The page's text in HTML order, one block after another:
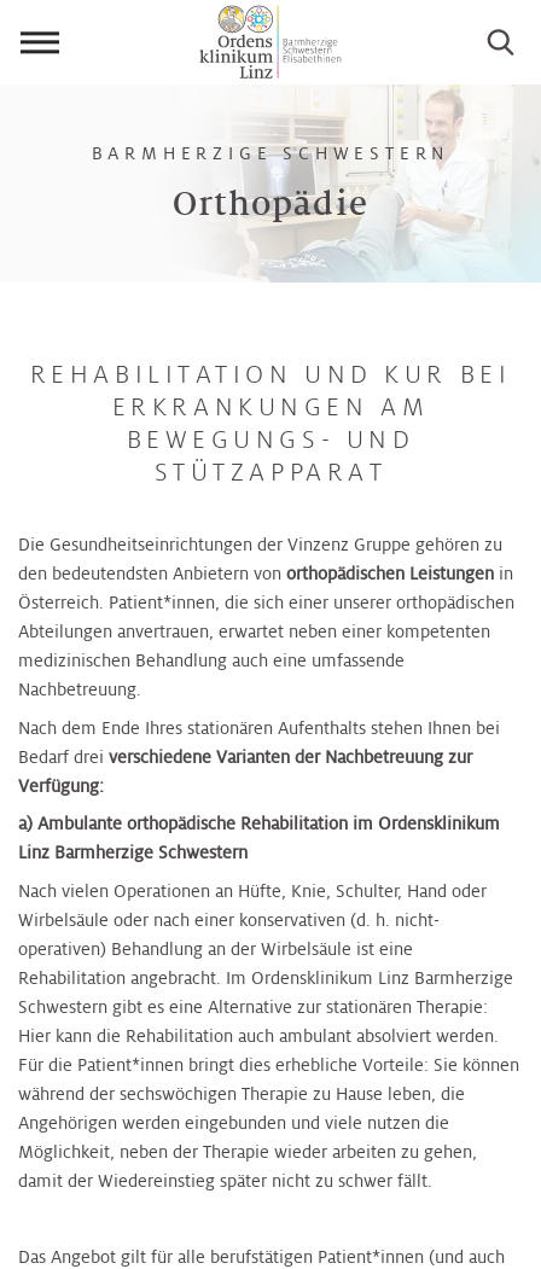
Orthopädie
BARMHERZIGE SCHWESTERN
REHABILITATION UND KUR BEI
ERKRANKUNGEN AM
BEWEGUNGS- UND
STÜTZAPPARAT
Die Gesundheitseinrichtungen der Vinzenz Gruppe gehören zu
den bedeutendsten Anbietern von orthopädischen Leistungen in
Österreich. Patient*innen, die sich einer unserer orthopädischen
Abteilungen anvertrauen, erwartet neben einer kompetenten
medizinischen Behandlung auch eine umfassende
Nachbetreuung.
Nach dem Ende Ihres stationären Aufenthalts stehen Ihnen bei
Bedarf drei verschiedene Varianten der Nachbetreuung zur
Verfügung:
a) Ambulante orthopädische Rehabilitation im Ordensklinikum
Linz Barmherzige Schwestern
Nach vielen Operationen an Hüfte, Knie, Schulter, Hand oder
Wirbelsäule oder nach einer konservativen (d. h. nicht-
operativen) Behandlung an der Wirbelsäule ist eine
Rehabilitation angebracht. Im Ordensklinikum Linz Barmherzige
Schwestern gibt es eine Alternative zur stationären Therapie:
Hier kann die Rehabilitation auch ambulant absolviert werden.
Für die Patient*innen bringt dies erhebliche Vorteile: Sie können
während der sechswöchigen Therapie zu Hause leben, die
Angehörigen werden eingebunden und viele nutzen die
Möglichkeit, neben der Therapie wieder arbeiten zu gehen,
damit der Wiedereinstieg später nicht zu schwer fällt.
Das Angebot gilt für alle berufstätigen Patient*innen (und auch